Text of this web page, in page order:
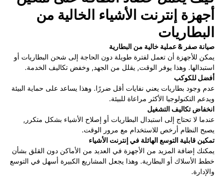
أجهزة إنترنت الأشياء الخالية من
البطاريات
صيانة صفر & عملية خالية من البطارية
يمكن للأجهزة أن تعمل لفترة طويلة دون الحاجة إلى شحن البطاريات أو
استبدالها. وهذا يوفر الوقت, يقلل من الجهد, وخفض تكاليف الخدمة.
أفضل للكوكب
عدم وجود بطاريات يعني نفايات أقل ضررًا. وهذا يساعد على حماية البيئة
ويدعم التكنولوجيا الأكثر مراعاة للبيئة.
انخفاض تكاليف التشغيل
عندما لا تحتاج إلى استبدال البطاريات أو إصلاح الأشياء بشكل متكرر,
يصبح النظام أرخص للاستخدام مع مرور الوقت.
تمكين قابلية التوسع الهائلة في إنترنت الأشياء
يمكنك إضافة المزيد من الأجهزة في العديد من الأماكن دون القلق بشأن
خطط الأسلاك أو البطارية. وهذا يجعل المشاريع الكبيرة أسهل في التوسع
والإدارة.